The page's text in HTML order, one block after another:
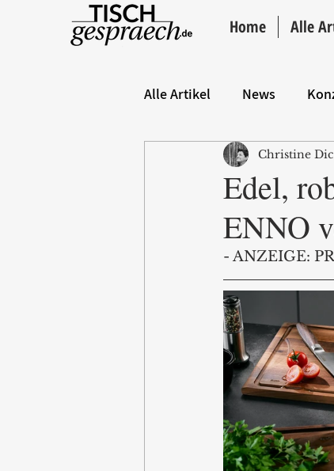
Home Alle
Alle Artikel News
Hintergrund
Edel,
ENNO
Christine
- ANZEIGE: